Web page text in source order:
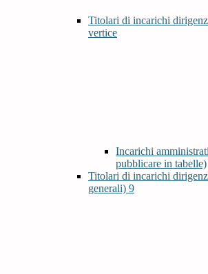
Titolari di incarichi
vertice
Incarichi
pubblicare in tabelle)
Titolari di incarichi
generali) 9